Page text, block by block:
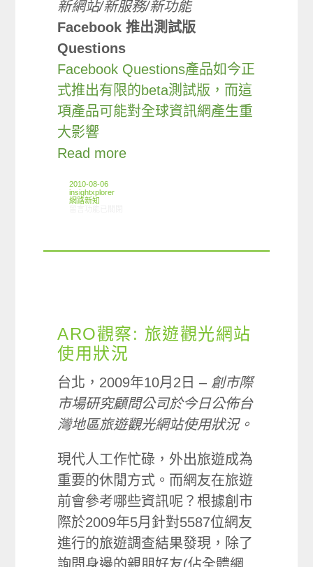
新網站/新服務/新功能
Facebook 推出測試版
Questions
Facebook Questions產品如今正
式推出有限的beta測試版，而這
項產品可能對全球資訊網產生重
大影響
Read more
2010-08-06
insightxplorer
網路新知
ARO觀察: 旅遊觀光網站
使用狀況
台北，2009年10月2日 – 創市際
市場研究顧問公司於今日公佈台
灣地區旅遊觀光網站使用狀況。
現代人工作忙碌，外出旅遊成為
重要的休閒方式。而網友在旅遊
前會參考哪些資訊呢？根據創市
際於2009年5月針對5587位網友
進行的旅遊調查結果發現，除了